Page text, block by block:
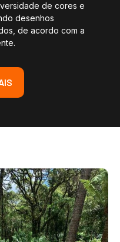
de cores e
desenhos
de acordo com a